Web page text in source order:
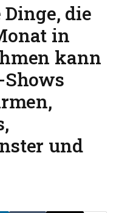
die
in
kann
und